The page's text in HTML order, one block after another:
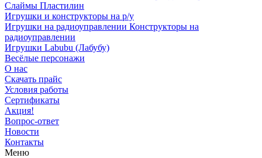
Слаймы Пластилин
Игрушки и конструкторы на р/у
Игрушки на радиоуправлении Конструкторы на
радиоуправлении
Игрушки Labubu (Лабубу)
Весёлые персонажи
О нас
Скачать прайс
Условия работы
Сертификаты
Акция!
Вопрос-ответ
Новости
Контакты
Меню